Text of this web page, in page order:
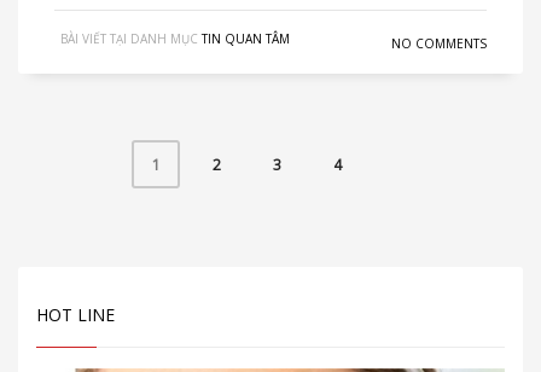
BÀI VIẾT TẠI DANH MỤC TIN QUAN TÂM NO COMMENTS
1 2 3 4
HOT LINE